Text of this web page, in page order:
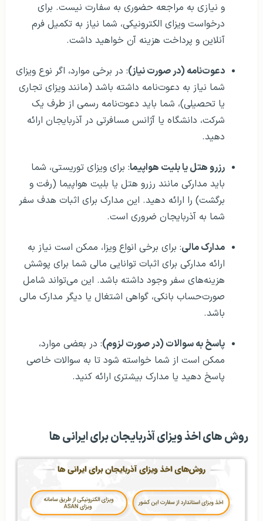
و نیازی به مراجعه حضوری به سفارت نیست. برای
درخواست ویزای الکترونیکی، شما نیاز به تکمیل فرم
آنلاین و پرداخت هزینه آن خواهید داشت.
دعوت‌نامه (در صورت نیاز): در برخی موارد، اگر نوع ویزای
شما نیاز به دعوت‌نامه داشته باشد (مانند ویزای تجاری
یا تحصیلی)، شما باید دعوت‌نامه رسمی از طرف یک
شرکت، دانشگاه یا آژانس مسافرتی در آذربایجان ارائه
دهید.
رزرو هتل یا بلیت هواپیما: برای ویزای توریستی، شما
باید مدارکی مانند رزرو هتل یا بلیت هواپیما (رفت و
برگشت) را ارائه دهید. این مدارک برای اثبات هدف سفر
شما به آذربایجان ضروری است.
مدارک مالی: برای برخی انواع ویزا، ممکن است نیاز به
ارائه مدارکی برای اثبات توانایی مالی شما برای پوشش
هزینه‌های سفر وجود داشته باشد. این می‌تواند شامل
صورت‌حساب بانکی، گواهی اشتغال یا دیگر مدارک مالی
باشد.
پاسخ به سوالات (در صورت لزوم): در بعضی موارد،
ممکن است از شما خواسته شود تا به سوالات خاصی
پاسخ دهید یا مدارک بیشتری ارائه کنید.
روش‌ های اخذ ویزای آذربایجان برای ایرانی ها